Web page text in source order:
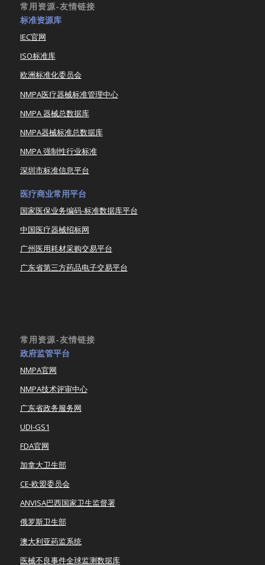
常用资源-友情链接
标准资源库
IEC官网
ISO标准库
欧洲标准化委员会
NMPA医疗器械标准管理中心
NMPA 器械总数据库
NMPA器械标准总数据库
NMPA 强制性行业标准
深圳市标准信息平台
医疗商业常用平台
国家医保业务编码-标准数据库平台
中国医疗器械招标网
广州医用耗材采购交易平台
广东省第三方药品电子交易平台
常用资源-友情链接
政府监管平台
NMPA官网
NMPA技术评审中心
广东省政务服务网
UDI-GS1
FDA官网
加拿大卫生部
CE-欧盟委员会
ANVISA巴西国家卫生监督署
俄罗斯卫生部
澳大利亚药监系统
医械不良事件全球监测数据库